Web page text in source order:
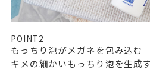
POINT2
もっちり泡がメガネを包み込む
キメの細かいもっちり泡を生成